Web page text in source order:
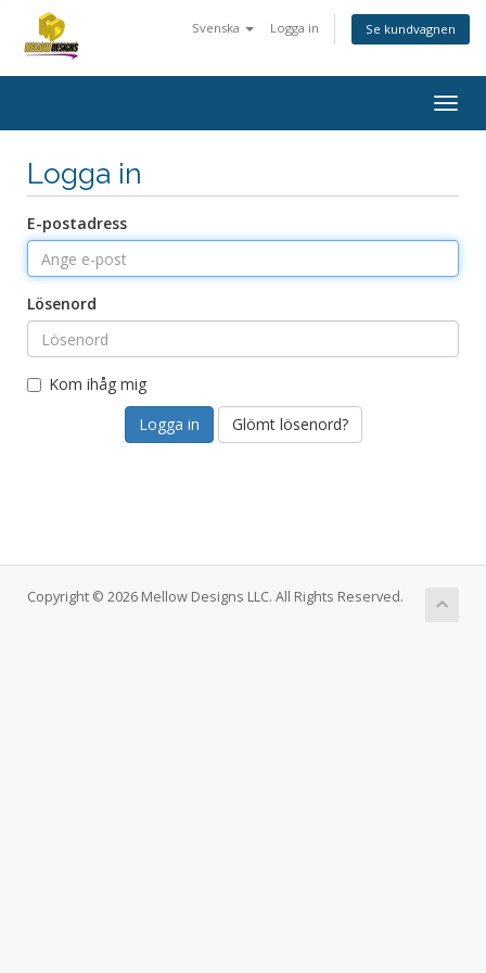
Svenska Logga in Se kundvagnen
Logga in
E-postadress
Lösenord
Kom ihåg mig
Glömt lösenord?
Copyright © 2026 Mellow Designs LLC. All Rights Reserved.